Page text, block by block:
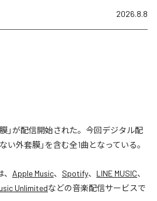
2026.8.8
」が配信開始された。今回デジタル配
い外套膜」を含む全1曲となっている。
、 Apple Music、 Spotify、 LINE MUSIC、
Unlimitedなどの音楽配信サービスで